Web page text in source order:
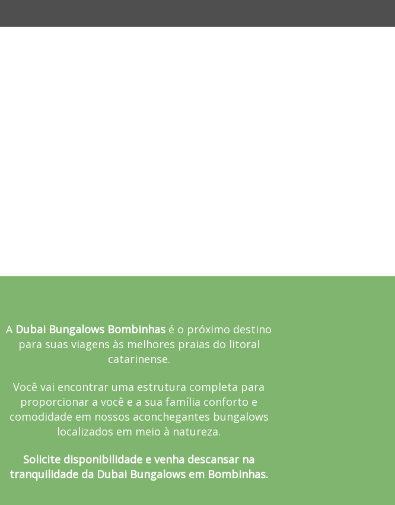
A Dubai Bungalows Bombinhas é o próximo destino
para suas viagens às melhores praias do litoral
catarinense.
Você vai encontrar uma estrutura completa para
proporcionar a você e a sua família conforto e
comodidade em nossos aconchegantes bungalows
localizados em meio à natureza.
Solicite disponibilidade e venha descansar na
tranquilidade da Dubai Bungalows em Bombinhas.